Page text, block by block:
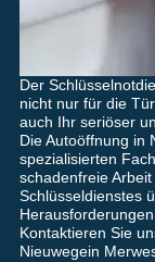
Der
nicht nur für die
auch Ihr seriöser
Die Autoöffnung in
spezialisierten
schadenfreie
Schlüsseldienstes
Kontaktieren Sie
Nieuwegein